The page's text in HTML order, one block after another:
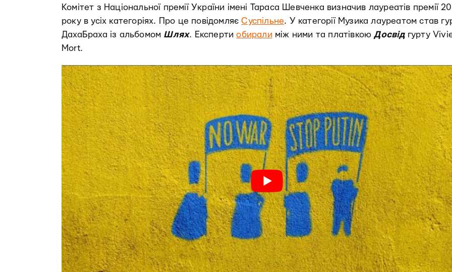
Комітет з Національної премії України імені Тараса Шевченка визначив лауреатів премії
року в усіх категоріях. Про це повідомляєСуспільне. У категорії Музика лауреатом став
ДахаБраха із альбомом Шлях. Експертиобиралиміж ними та платівкоюДосвідгурту
Mort.